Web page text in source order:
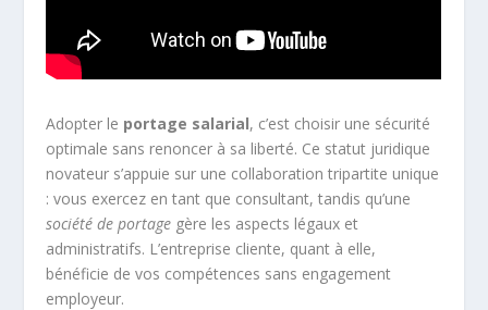
Adopter le portage salarial, c’est choisir une sécurité
optimale sans renoncer à sa liberté. Ce statut juridique
novateur s’appuie sur une collaboration tripartite unique
: vous exercez en tant que consultant, tandis qu’une
société de portage gère les aspects légaux et
administratifs. L’entreprise cliente, quant à elle,
bénéficie de vos compétences sans engagement
employeur.